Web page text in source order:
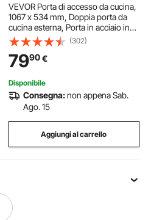
VEVOR Porta di accesso da cucina,
1067 x 534 mm, Doppia porta da
cucina esterna, Porta in acciaio inox
da incasso per isola cucina,
stazione cucina, mobiletto da
esterno
(302)
7990€
Disponibile
Consegna:non appena Sab.
Ago. 15
Aggiungi al carrello